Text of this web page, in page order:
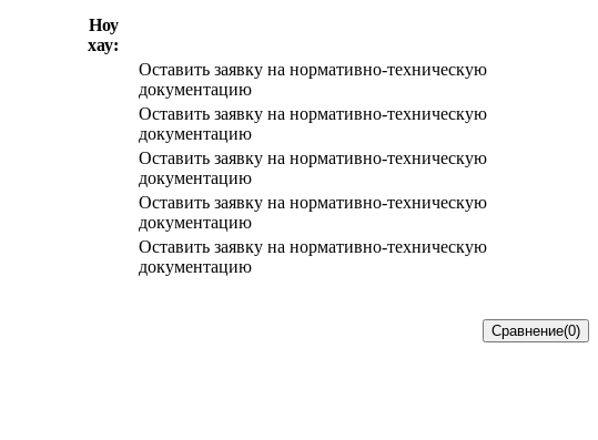
Ноу
хау:
Оставить заявку на нормативно-техническую
документацию
Оставить заявку на нормативно-техническую
документацию
Оставить заявку на нормативно-техническую
документацию
Оставить заявку на нормативно-техническую
документацию
Оставить заявку на нормативно-техническую
документацию